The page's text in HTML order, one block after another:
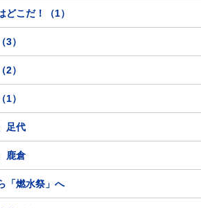
こだ！（1）
）
）
）
足代
鹿倉
「燃水祭」へ